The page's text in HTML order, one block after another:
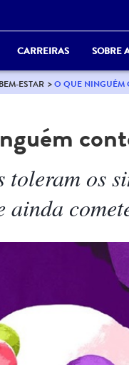
CARREIRAS SOBRE
ESTAR O QUE NINGUÉM
toleram os
ainda